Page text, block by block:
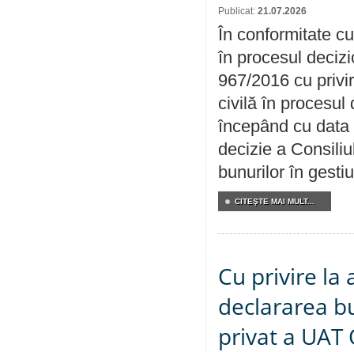
Publicat: 21.07.2026
În conformitate
în procesul
967/2016 cu
civilă în procesul
începând cu
decizie a
bunurilor în
CITEŞTE MAI MULT...
Cu privire la
declararea
privat a UAT